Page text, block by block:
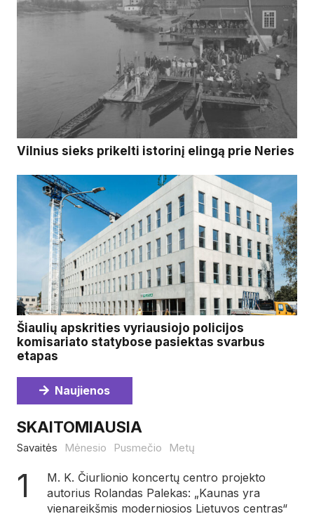
Vilnius sieks prikelti istorinį elingą prie Neries
Šiaulių apskrities vyriausiojo policijos
komisariato statybose pasiektas svarbus
etapas
Naujienos
SKAITOMIAUSIA
Savaitės Mėnesio Pusmečio Metų
M. K. Čiurlionio koncertų centro projekto
autorius Rolandas Palekas: „Kaunas yra
vienareikšmis moderniosios Lietuvos centras“